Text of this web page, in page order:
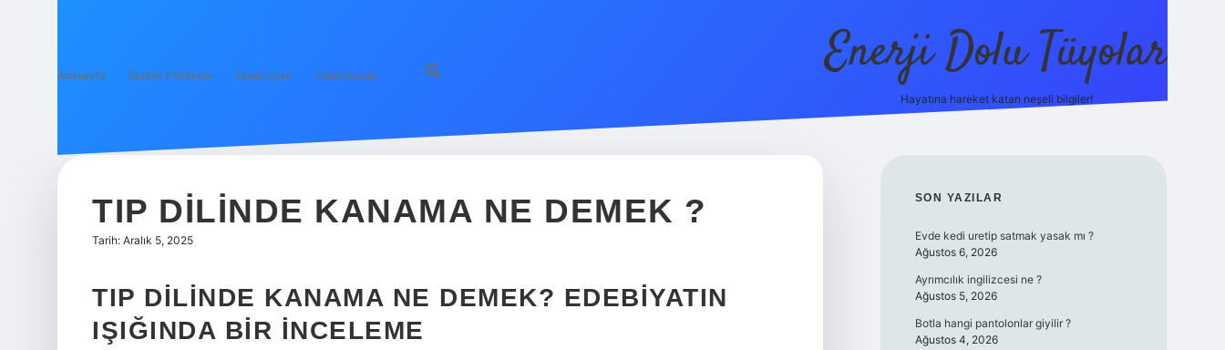
Anasayfa Gizlilik Politikası Yasal Uyarı Hakkımızda Enerji Dolu Tüyolar
Hayatına hareket katan neşeli bilgiler!
TIP DILINDE KANAMA NE DEMEK ?
Tarih: Aralık 5, 2025
TIP DILINDE KANAMA NE DEMEK? EDEBIYATIN
IŞIĞINDA BIR İNCELEME
SIDEBAR
SON YAZILAR
Evde kedi uretip satmak yasak mı ?
Ağustos 6, 2026
Ayrımcılık ingilizcesi ne ?
Ağustos 5, 2026
Botla hangi pantolonlar giyilir ?
Ağustos 4, 2026